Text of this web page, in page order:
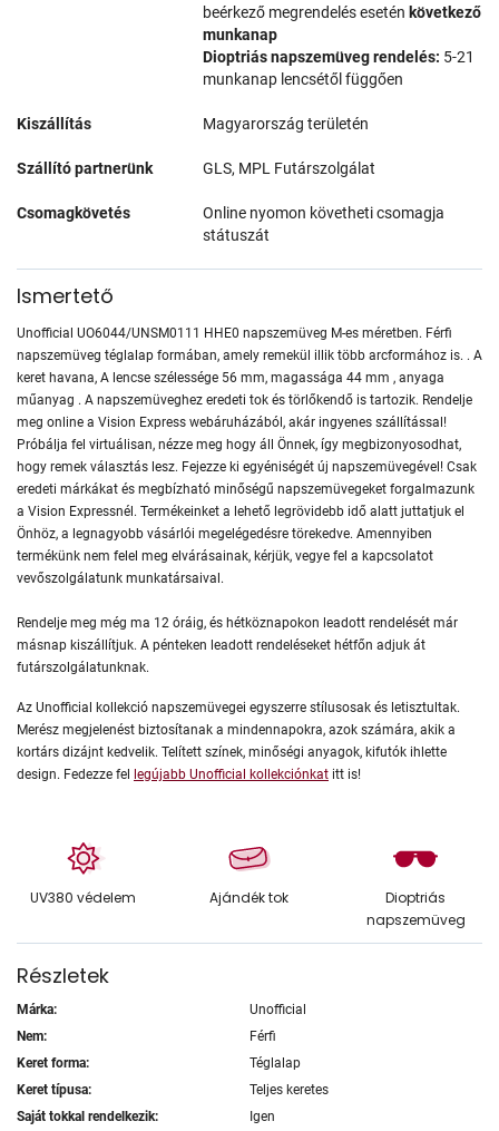
beérkező megrendelés esetén következő
munkanap
Dioptriás napszemüveg rendelés: 5-21
munkanap lencsétől függően
Kiszállítás Magyarország területén
Szállító partnerünk GLS, MPL Futárszolgálat
Csomagkövetés
Online nyomon követheti csomagja
státuszát
Ismertető
Unofficial UO6044/UNSM0111 HHE0 napszemüveg M-es méretben. Férfi
napszemüveg téglalap formában, amely remekül illik több arcformához is. . A
keret havana, A lencse szélessége 56 mm, magassága 44 mm , anyaga
műanyag . A napszemüveghez eredeti tok és törlőkendő is tartozik. Rendelje
meg online a Vision Express webáruházából, akár ingyenes szállítással!
Próbálja fel virtuálisan, nézze meg hogy áll Önnek, így megbizonyosodhat,
hogy remek választás lesz. Fejezze ki egyéniségét új napszemüvegével! Csak
eredeti márkákat és megbízható minőségű napszemüvegeket forgalmazunk
a Vision Expressnél. Termékeinket a lehető legrövidebb idő alatt juttatjuk el
Önhöz, a legnagyobb vásárlói megelégedésre törekedve. Amennyiben
termékünk nem felel meg elvárásainak, kérjük, vegye fel a kapcsolatot
vevőszolgálatunk munkatársaival.
Rendelje meg még ma 12 óráig, és hétköznapokon leadott rendelését már
másnap kiszállítjuk. A pénteken leadott rendeléseket hétfőn adjuk át
futárszolgálatunknak.
Az Unofficial kollekció napszemüvegei egyszerre stílusosak és letisztultak.
Merész megjelenést biztosítanak a mindennapokra, azok számára, akik a
kortárs dizájnt kedvelik. Telített színek, minőségi anyagok, kifutók ihlette
design. Fedezze fel
legújabb Unofficial kollekciónkat itt is!
UV380 védelem Ajándék tok
Dioptriás
napszemüveg
Részletek
Márka:
Unofficial
Nem:
Férfi
Keret forma:
Téglalap
Keret típusa:
Teljes keretes
Saját tokkal rendelkezik:
Igen